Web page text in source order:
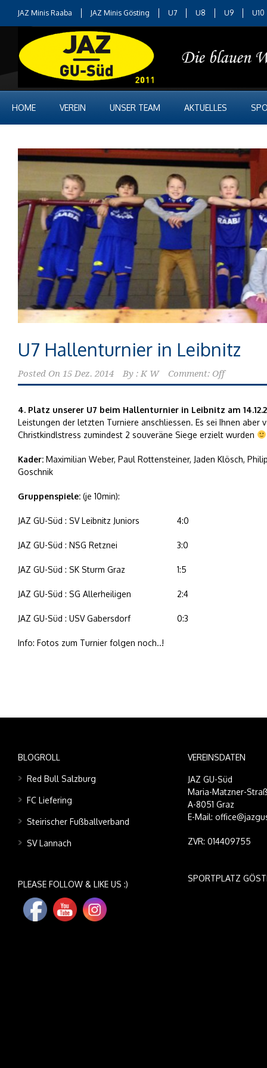
JAZ Minis Raaba JAZ Minis Gösting U7 U8 U9 U10
HOME VEREIN UNSER TEAM AKTUELLES
U7 Hallenturnier in Leibnitz
Posted On 15 Dez. 2014 By : K W Comment: Off
4. Platz unserer U7 beim Hallenturnier in Leibnitz am
Leistungen der letzten Turniere anschliessen. Es sei Ihnen
Christkindlstress zumindest 2 souveräne Siege erzielt wurden
Kader: Maximilian Weber, Paul Rottensteiner, Jaden Klösch,
Goschnik
Gruppenspiele: (je 10min):
JAZ GU-Süd : SV Leibnitz Juniors 4:0
JAZ GU-Süd : NSG Retznei 3:0
JAZ GU-Süd : SK Sturm Graz 1:5
JAZ GU-Süd : SG Allerheiligen 2:4
JAZ GU-Süd : USV Gabersdorf 0:3
Info: Fotos zum Turnier folgen noch..!
BLOGROLL
Red Bull Salzburg
FC Liefering
Steirischer Fußballverband
SV Lannach
PLEASE FOLLOW & LIKE US :)
VEREINSDATEN
JAZ GU-Süd
Maria-Matzner-
A-8051 Graz
E-Mail:
ZVR: 014409755
SPORTPLATZ